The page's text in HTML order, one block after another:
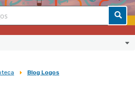
Blog Logos